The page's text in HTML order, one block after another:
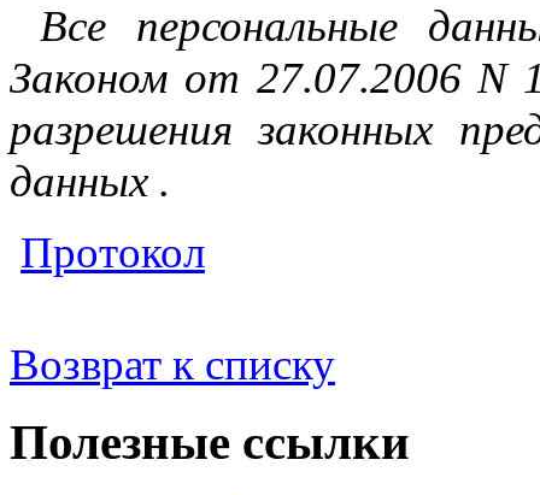
Все персональные
Законом от 27.07.2006 N
разрешения законных
данных .
Протокол
Возврат к списку
Полезные ссылки